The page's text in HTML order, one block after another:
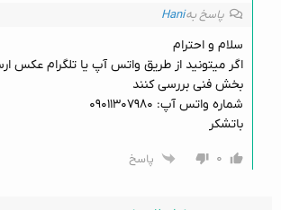
پاسخ بهHani
سلام و احترام
اگر میتونید از طریق واتس آپ یا تلگرام عکس
بخش فنی بررسی کنند
شماره واتس آپ: ۰۹۰۱۱۳۰۷۹۸۰
باتشکر
۰
پاسخ